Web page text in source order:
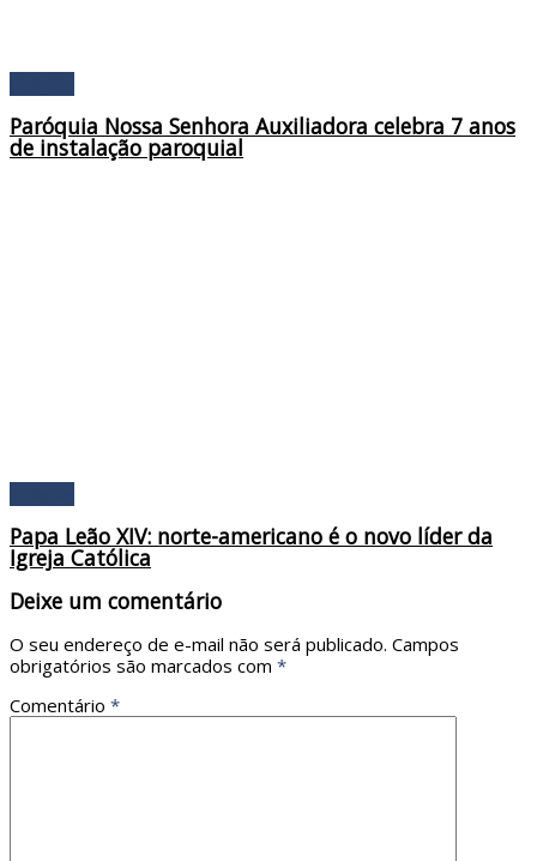
Paróquia Nossa Senhora Auxiliadora celebra 7 anos
de instalação paroquial
Papa Leão XIV: norte-americano é o novo líder da
Igreja Católica
Deixe um comentário
O seu endereço de e-mail não será publicado. Campos
obrigatórios são marcados com *
Comentário *